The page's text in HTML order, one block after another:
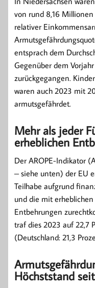
von rund 8,16
relativer
entsprach dem
Gegenüber dem
zurückgegangen.
waren auch 2023 mit
armutsgefährdet.
Mehr als jeder
erheblichen
Der AROPE-Indikator
– siehe unten) der EU
Teilhabe aufgrund
und die mit
Entbehrungen
traf dies 2023 auf 22,7
(Deutschland: 21,3
Höchststand